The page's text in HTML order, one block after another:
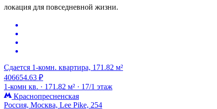
локация для повседневной жизни.
Сдается 1-комн. квартира, 171.82 м²
406654.63 ₽
1-комн кв. · 171.82 м² · 17/1 этаж
Краснопресненская
Россия, Москва, Lee Pike, 254